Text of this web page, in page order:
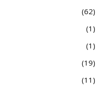
62
1
1
19
11